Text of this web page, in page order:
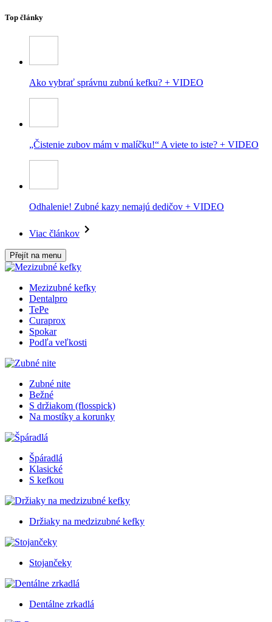
Top články
Ako vybrať správnu zubnú kefku? + VIDEO
„Čistenie zubov mám v malíčku!“ A viete to iste? + VIDEO
Odhalenie! Zubné kazy nemajú dedičov + VIDEO
Viac článkov
Přejít na menu
Mezizubné kefky
Dentalpro
TePe
Curaprox
Spokar
Podľa veľkosti
Zubné nite
Bežné
S držiakom (flosspick)
Na mostíky a korunky
Špáradlá
Klasické
S kefkou
Držiaky na medzizubné kefky
Stojančeky
Dentálne zrkadlá